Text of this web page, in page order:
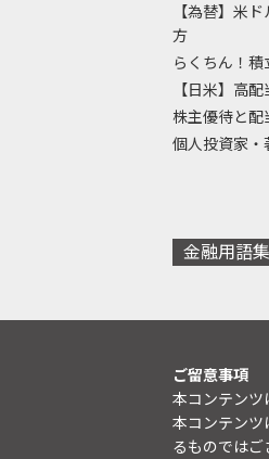
【為替】米
方
らくちん！
【日米】高
株主優待と配
個人投資家・
金融用語集
ご留意事項
本コンテンツ
本コンテンツ
るものではご